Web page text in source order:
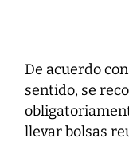
De acuerdo
sentido, se
llevar bolsas